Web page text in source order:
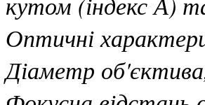
Оптичні
Діаметр